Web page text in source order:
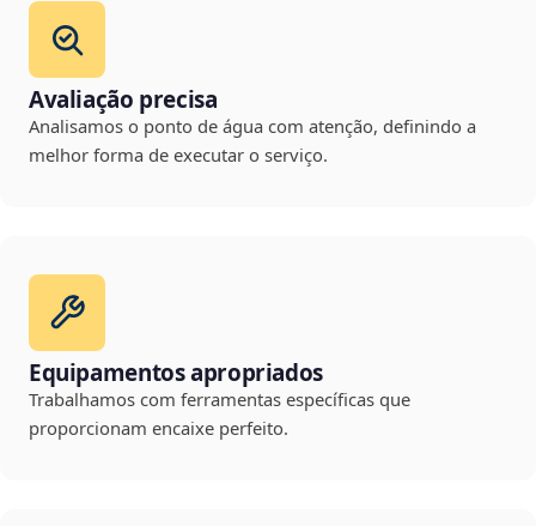
Avaliação precisa
Analisamos o ponto de água com atenção, definindo a
melhor forma de executar o serviço.
Equipamentos apropriados
Trabalhamos com ferramentas específicas que
proporcionam encaixe perfeito.